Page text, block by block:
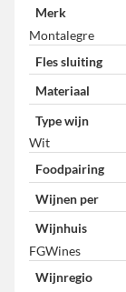
Merk
Montalegre
Fles sluiting
Materiaal
Type wijn
Wit
Foodpairing
Wijnen per
Wijnhuis
FGWines
Wijnregio